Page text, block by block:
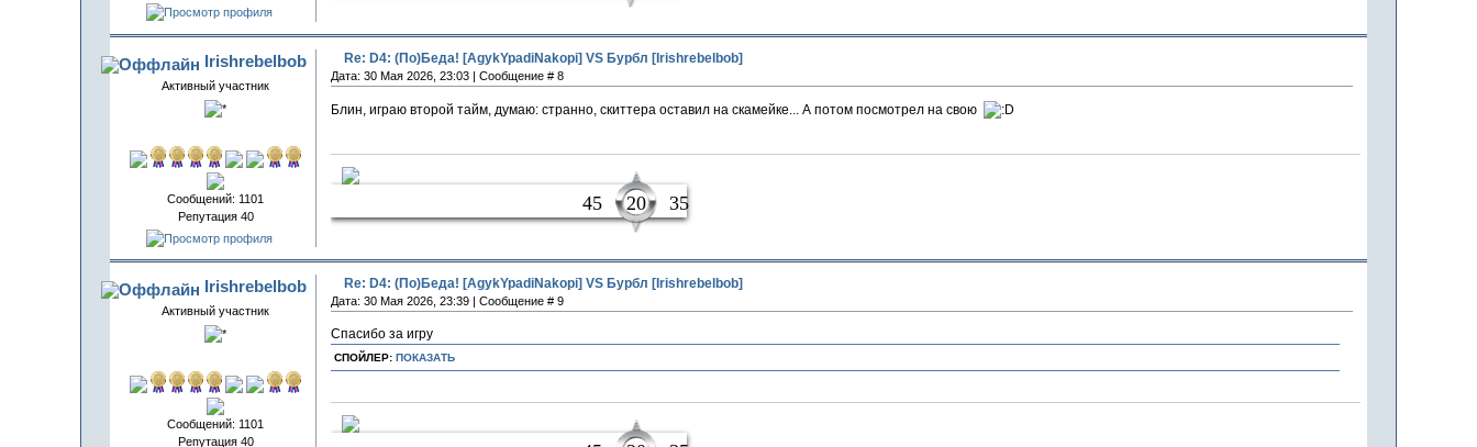
Irishrebelbob
Активный участник
Сообщений: 1101
Репутация 40
Re: D4: (По)Беда! [AgykYpadiNakopi] VS Бурбл [Irishrebelbob]
Дата: 30 Мая 2026, 23:03 | Сообщение # 8
Блин, играю второй тайм, думаю: странно, скиттера оставил на скамейке... А потом посмотрел на свою
35
20
45
Irishrebelbob
Активный участник
Сообщений: 1101
Репутация 40
Re: D4: (По)Беда! [AgykYpadiNakopi] VS Бурбл [Irishrebelbob]
Дата: 30 Мая 2026, 23:39 | Сообщение # 9
Спасибо за игру
СПОЙЛЕР: ПОКАЗАТЬ